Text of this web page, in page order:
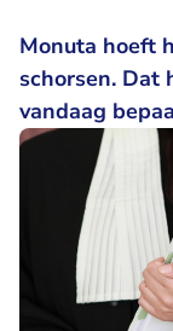
Monuta hoeft
schorsen. Dat
vandaag